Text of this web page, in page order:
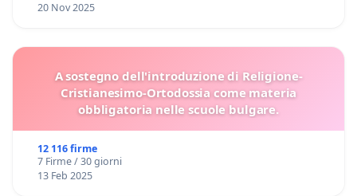
20 Nov 2025
A sostegno dell'introduzione di Religione-
Cristianesimo-Ortodossia come materia
obbligatoria nelle scuole bulgare.
12 116 firme
7 Firme / 30 giorni
13 Feb 2025